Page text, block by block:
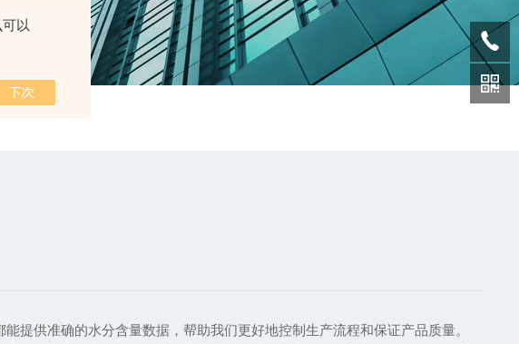
以
供准确的水分含量数据，帮助我们更好地控制生产流程和保证产品质量。